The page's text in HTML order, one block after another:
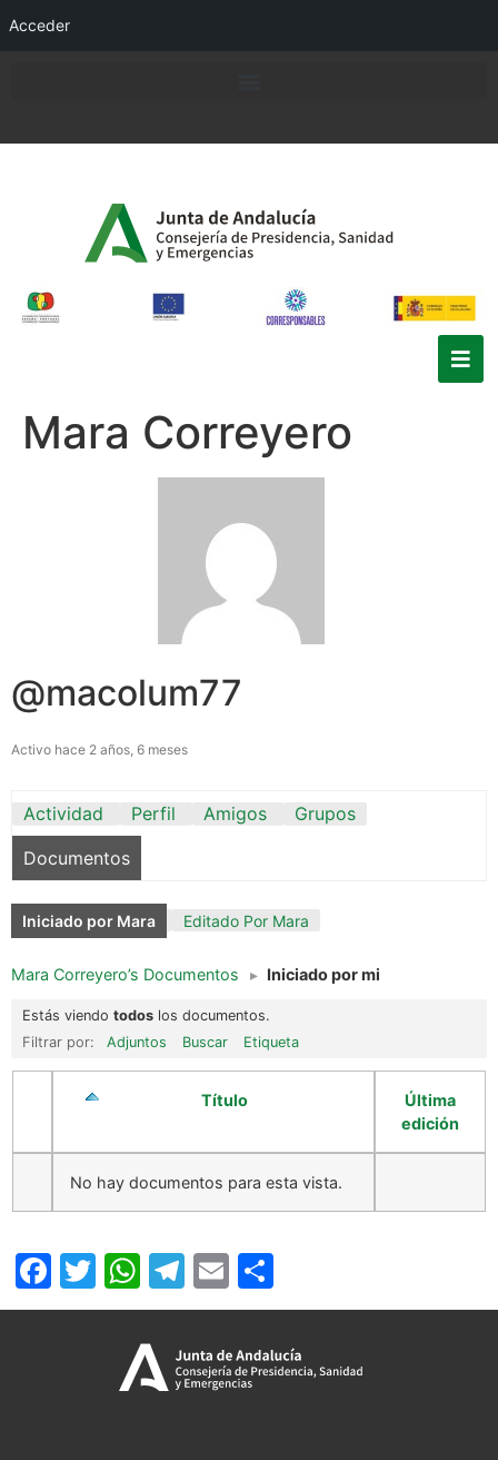
Acceder
Mara Correyero
@macolum77
Activo hace 2 años, 6 meses
Actividad Perfil Amigos
Grupos
Documentos
Iniciado por Mara Editado Por Mara
Mara Correyero’s Documentos ▸ Iniciado por mi
Estás viendo todos los documentos.
Filtrar por:
Adjuntos Buscar Etiqueta
Título
Última
edición
No hay documentos para esta vista.
Facebook
Twitter
WhatsApp
Telegram
Email